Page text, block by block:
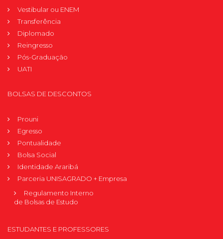
Vestibular ou ENEM
Transferência
Diplomado
Reingresso
Pós-Graduação
UATI
BOLSAS DE DESCONTOS
Prouni
Egresso
Pontualidade
Bolsa Social
Identidade Araribá
Parceria UNISAGRADO + Empresa
Regulamento Interno
de Bolsas de Estudo
ESTUDANTES E PROFESSORES